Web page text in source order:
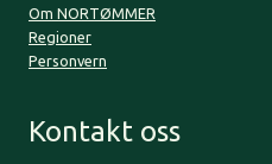
Om NORTØMMER
Regioner
Personvern
Kontakt oss